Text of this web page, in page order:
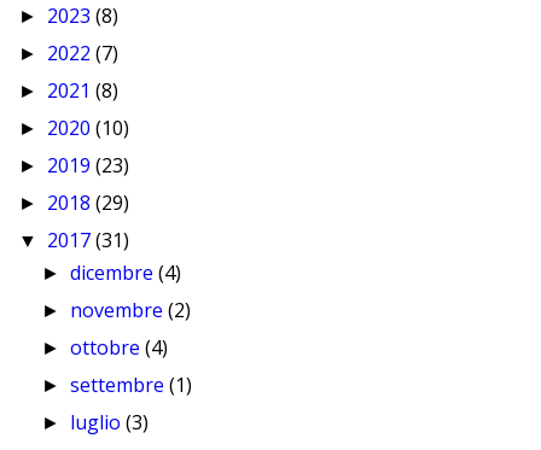
► 2023 (8)
► 2022 (7)
► 2021 (8)
► 2020 (10)
► 2019 (23)
► 2018 (29)
▼ 2017(31)
►dicembre(4)
► novembre(2)
►ottobre(4)
►settembre(1)
► luglio(3)